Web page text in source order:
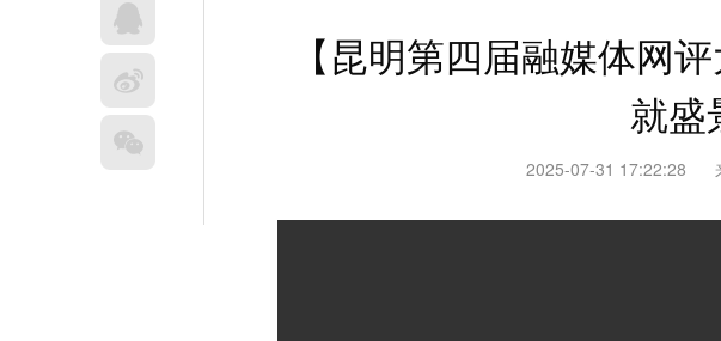
【昆明第四届融媒体网
就盛
2025-07-31 17:22:28